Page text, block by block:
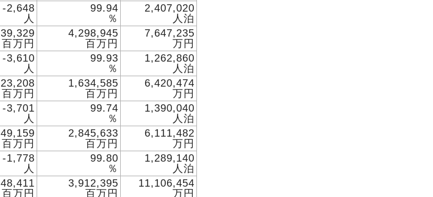
-2,648
人
99.94
％
2,407,020
人泊
39,329
百万円
4,298,945
百万円
7,647,235
万円
-3,610
人
99.93
％
1,262,860
人泊
23,208
百万円
1,634,585
百万円
6,420,474
万円
-3,701
人
99.74
％
1,390,040
人泊
49,159
百万円
2,845,633
百万円
6,111,482
万円
-1,778
人
99.80
％
1,289,140
人泊
48,411
百万円
3,912,395
百万円
11,106,454
万円